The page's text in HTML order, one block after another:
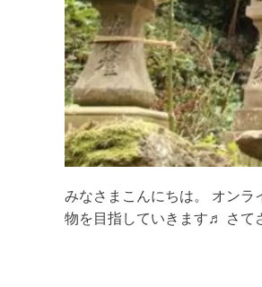
みなさまこんにちは。 オンラ
物を目指していきます♬ さて